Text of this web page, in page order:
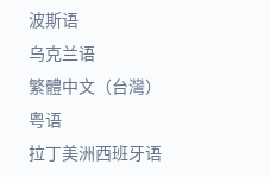
波斯语
乌克兰语
繁體中文（台灣）
粤语
拉丁美洲西班牙语